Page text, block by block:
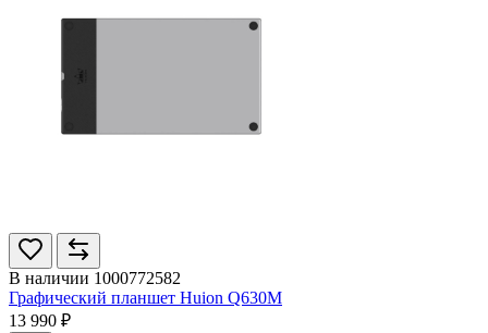
В наличии 1000772582
Графический планшет Huion Q630M
13 990 ₽